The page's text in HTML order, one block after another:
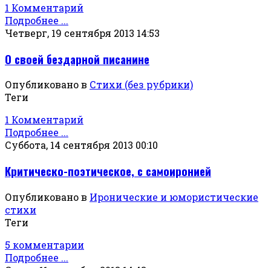
1 Комментарий
Подробнее ...
Четверг, 19 сентября 2013 14:53
О своей бездарной писанине
Опубликовано в Стихи (без рубрики)
Теги
1 Комментарий
Подробнее ...
Суббота, 14 сентября 2013 00:10
Критическо-поэтическое, с самоиронией
Опубликовано в Иронические и юмористические
стихи
Теги
5 комментарии
Подробнее ...